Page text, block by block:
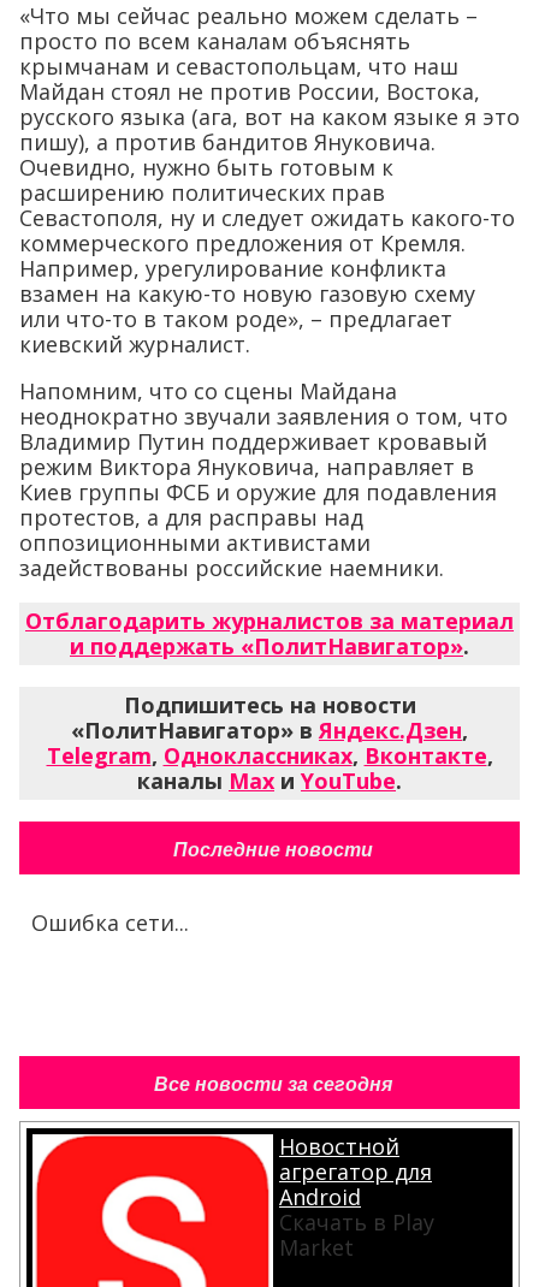
«Что мы сейчас реально можем сделать –
просто по всем каналам объяснять
крымчанам и севастопольцам, что наш
Майдан стоял не против России, Востока,
русского языка (ага, вот на каком языке я это
пишу), а против бандитов Януковича.
Очевидно, нужно быть готовым к
расширению политических прав
Севастополя, ну и следует ожидать какого-то
коммерческого предложения от Кремля.
Например, урегулирование конфликта
взамен на какую-то новую газовую схему
или что-то в таком роде», – предлагает
киевский журналист.
Напомним, что со сцены Майдана
неоднократно звучали заявления о том, что
Владимир Путин поддерживает кровавый
режим Виктора Януковича, направляет в
Киев группы ФСБ и оружие для подавления
протестов, а для расправы над
оппозиционными активистами
задействованы российские наемники.
Отблагодарить журналистов за материал
и поддержать «ПолитНавигатор».
Подпишитесь на новости
«ПолитНавигатор» вЯндекс.Дзен,
Telegram, Одноклассниках, Вконтакте,
каналы Max и YouTube.
Последние новости
Ошибка сети...
Все новости за сегодня
Новостной
агрегатор для
Android
Скачать в Play
Market